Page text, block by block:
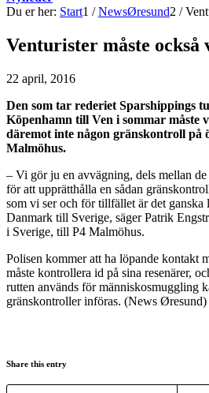
Du er her: Start1 / NewsØresund2 /
Venturister måste också
22 april, 2016
Den som tar rederiet Sparshippings
Köpenhamn till Ven i sommar måste
däremot inte någon gränskontroll på
Malmöhus.
– Vi gör ju en avvägning, dels mellan
för att upprätthålla en sådan
som vi ser och för tillfället är det
Danmark till Sverige, säger Patrik
i Sverige, till P4 Malmöhus.
Polisen kommer att ha löpande kontakt
måste kontrollera id på sina resenärer,
rutten används för människosmuggling
gränskontroller införas. (News Øresund)
Share this entry